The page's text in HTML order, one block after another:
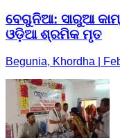
ବେଗୁନିଆ: ସାରୁଆ
ଓଡ଼ିଆ ଶ୍ରମିକ ମୃତ
Begunia, Khordha |